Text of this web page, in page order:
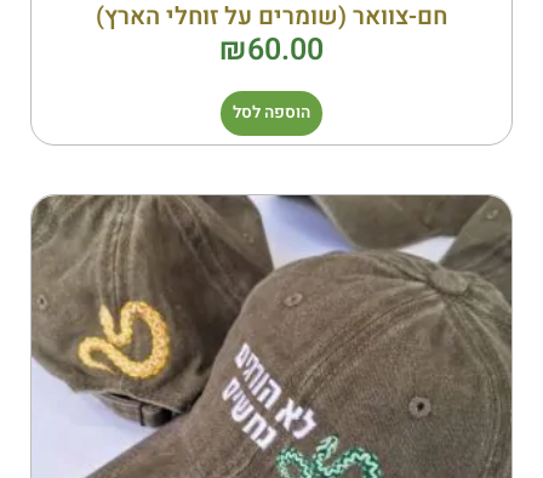
חם-צוואר (שומרים על זוחלי הארץ)
₪60.00
הוספה לסל